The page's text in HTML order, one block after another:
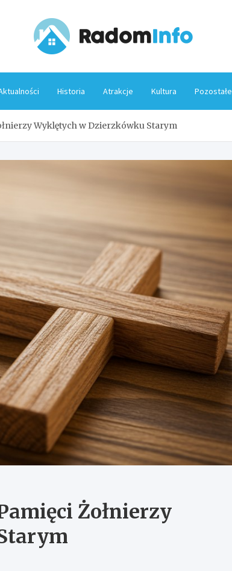
Historia Atrakcje Kultura Pozostałe
Wyklętych w Dzierzkówku Starym
Żołnierzy